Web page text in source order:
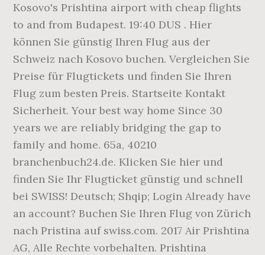
Kosovo's Prishtina airport with cheap flights
to and from Budapest. 19:40 DUS . Hier
können Sie günstig Ihren Flug aus der
Schweiz nach Kosovo buchen. Vergleichen Sie
Preise für Flugtickets und finden Sie Ihren
Flug zum besten Preis. Startseite Kontakt
Sicherheit. Your best way home Since 30
years we are reliably bridging the gap to
family and home. 65a, 40210
branchenbuch24.de. Klicken Sie hier und
finden Sie Ihr Flugticket günstig und schnell
bei SWISS! Deutsch; Shqip; Login Already have
an account? Buchen Sie Ihren Flug von Zürich
nach Pristina auf swiss.com. 2017 Air Prishtina
AG, Alle Rechte vorbehalten. Prishtina